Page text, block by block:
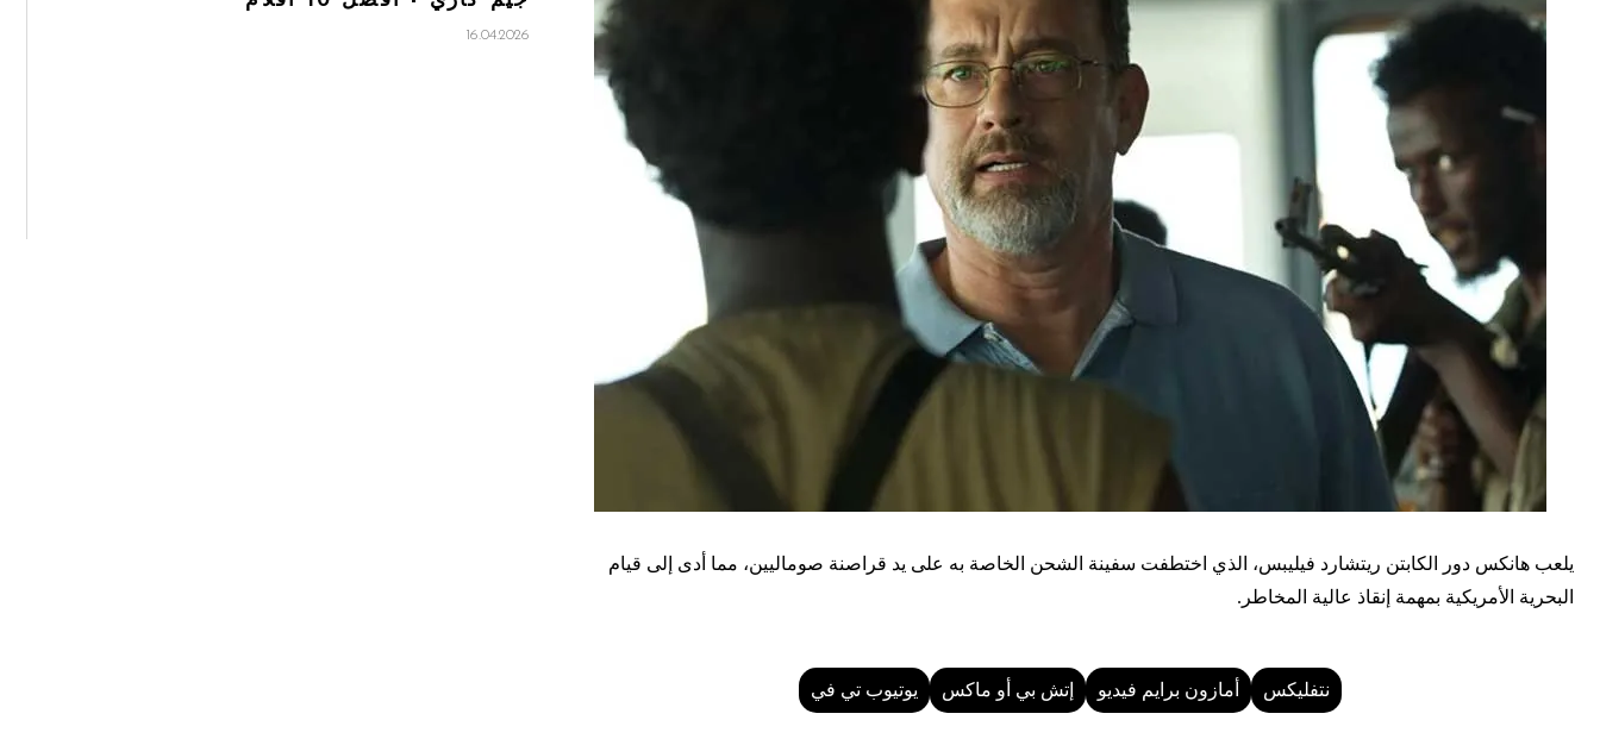
يلعب هانكس دور الكابتن ريتشارد فيليبس، الذي اختطفت سفينة الشحن الخاصة به على يد قراصنة صوماليين، مما أدى إلى قيام
البحرية الأمريكية بمهمة إنقاذ عالية المخاطر.
نتفليكس أمازون برايم فيديو إتش بي أو ماكس يوتيوب تي في
16.04.2026